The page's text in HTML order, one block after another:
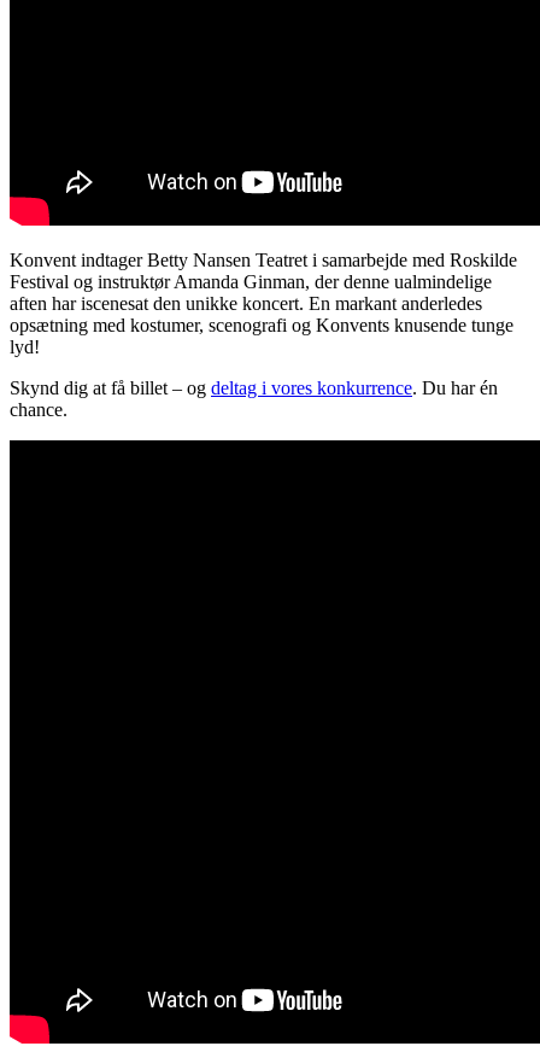
Konvent indtager Betty Nansen Teatret i samarbejde med Roskilde
Festival og instruktør Amanda Ginman, der denne ualmindelige
aften har iscenesat den unikke koncert. En markant anderledes
opsætning med kostumer, scenografi og Konvents knusende tunge
lyd!
Skynd dig at få billet – og deltag i vores konkurrence. Du har én
chance.